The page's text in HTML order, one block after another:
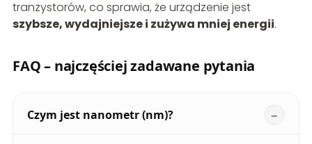
tranzystorów, co sprawia, że urządzenie jest
szybsze, wydajniejsze i zużywa mniej energii.
FAQ – najczęściej zadawane pytania
Czym jest nanometr (nm)?